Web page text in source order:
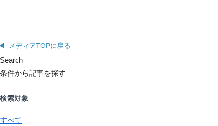
メディアTOPに戻る
Search
条件から記事を探す
検索対象
すべて